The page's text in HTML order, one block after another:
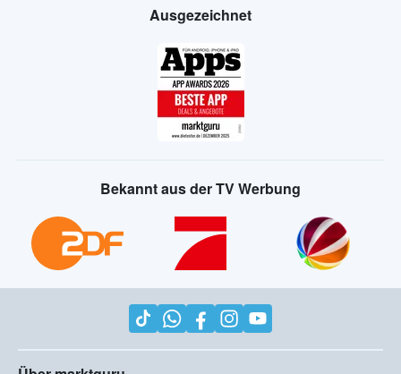
Ausgezeichnet
Bekannt aus der TV Werbung